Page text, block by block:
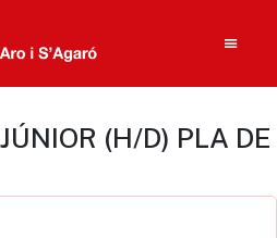
(H/D) PLA DE